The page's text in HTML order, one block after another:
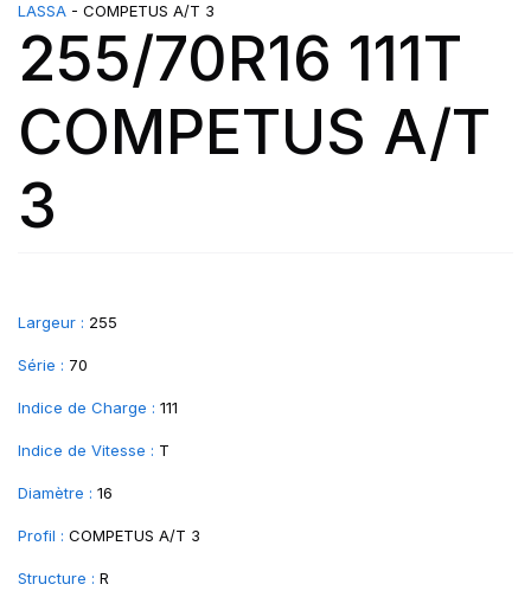
LASSA - COMPETUS A/T 3
255/70R16 111T
COMPETUS A/T
3
Largeur : 255
Série : 70
Indice de Charge : 111
Indice de Vitesse : T
Diamètre : 16
Profil : COMPETUS A/T 3
Structure : R